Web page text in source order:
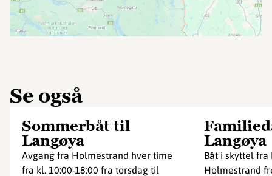
Se også
Sommerbåt til
Langøya
Avgang fra Holmestrand hver time
fra kl. 10:00-18:00 fra torsdag til
Langøya
Båt i skyttel fra
Holmestrand